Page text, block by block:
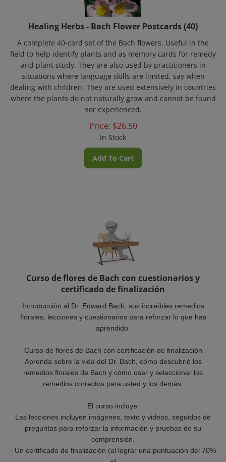
Healing Herbs - Bach Flower Postcards (40)
field to help identify plants and as memory cards for remedy
and plant study. They are also used by practitioners in
situations where language skills are limited, say when
dealing with children. They are used extensively in countries
where the plants do not naturally grow and cannot be found
nor experienced.
Price:
In Stock
Curso de flores de Bach con cuestionarios y
certificado de finalización
florales, lecciones y cuestionarios para reforzar lo que has
aprendido.
Aprenda sobre la vida del Dr. Bach, cómo descubrió los
remedios florales de Bach y cómo usar y seleccionar los
remedios correctos para usted y los demás.
Las lecciones incluyen imágenes, texto y videos, seguidos de
preguntas para reforzar la información y pruebas de su
comprensión.
- Un certificado de finalización (al lograr una puntuación del 70%
+)